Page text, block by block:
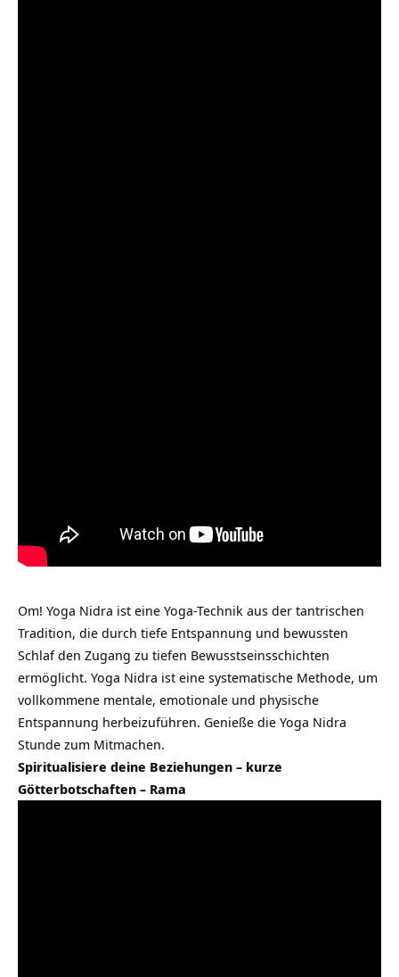
Om! Yoga Nidra ist eine Yoga-Technik aus der tantrischen
Tradition, die durch tiefe Entspannung und bewussten
Schlaf den Zugang zu tiefen Bewusstseinsschichten
ermöglicht. Yoga Nidra ist eine systematische Methode, um
vollkommene mentale, emotionale und physische
Entspannung herbeizuführen. Genieße die Yoga Nidra
Stunde zum Mitmachen.
Spiritualisiere deine Beziehungen – kurze
Götterbotschaften – Rama